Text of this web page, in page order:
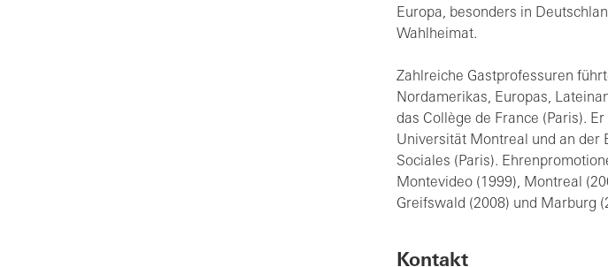
Europa, besonders in
Wahlheimat.
Zahlreiche Gastprofessuren
Nordamerikas, Europas,
das Collège de France (Paris).
Universität Montreal und an der
Sociales (Paris).
Montevideo (1999), Montreal
Greifswald (2008) und Marburg
Kontakt